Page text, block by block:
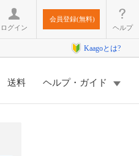
ログイン
会員登録(無料)
ヘルプ
Kaagoとは?
送料 ヘルプ・ガイド